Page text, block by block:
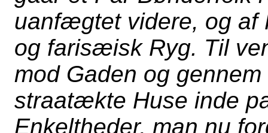
uanfægtet videre, og af
og farisæisk Ryg. Til
mod Gaden og
straatækte Huse inde
Enkeltheder, man nu